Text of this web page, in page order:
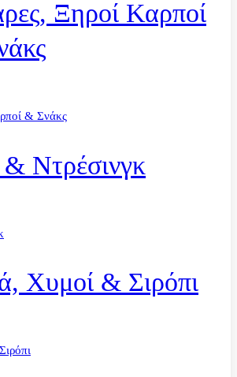
Ξηροί Καρποί
& Σνάκς
& Ντρέσινγκ
Χυμοί & Σιρόπι